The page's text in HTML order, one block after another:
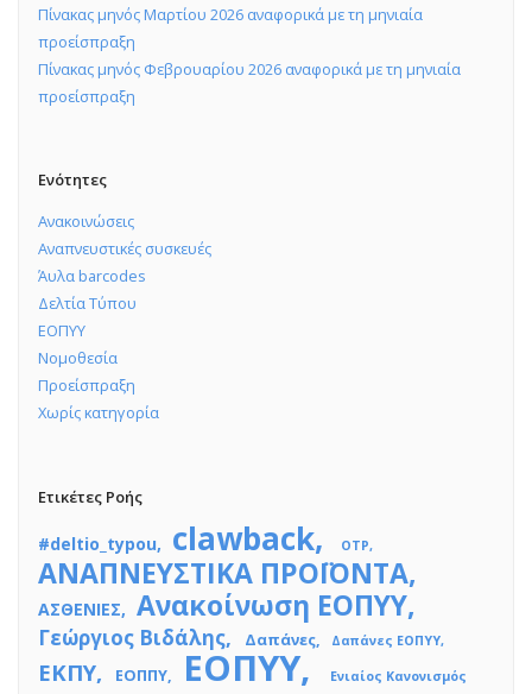
Πίνακας μηνός Μαρτίου 2026 αναφορικά με τη μηνιαία
προείσπραξη
Πίνακας μηνός Φεβρουαρίου 2026 αναφορικά με τη μηνιαία
προείσπραξη
Ενότητες
Ανακοινώσεις
Αναπνευστικές συσκευές
Άυλα barcodes
Δελτία Τύπου
ΕΟΠΥΥ
Νομοθεσία
Προείσπραξη
Χωρίς κατηγορία
Ετικέτες Ροής
#deltio_typou clawback OTP
ΑΝΑΠΝΕΥΣΤΙΚΑ ΠΡΟΪΟΝΤΑ
ΑΣΘΕΝΙΕΣ Ανακοίνωση ΕΟΠΥΥ
Γεώργιος Βιδάλης Δαπάνες Δαπάνες ΕΟΠΥΥ
ΕΚΠΥ ΕΟΠΠΥ ΕΟΠΥΥ
Ενιαίος Κανονισμός